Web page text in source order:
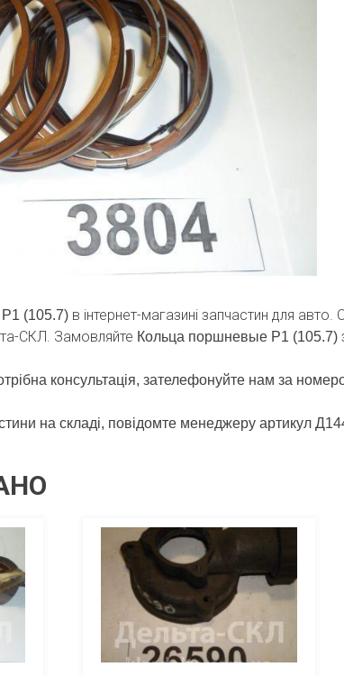
(105.7) в інтернет-магазині запчастин для
СКЛ. Замовляйте Кольца поршневые Р1 (105.7)
консультація, зателефонуйте нам за
на складі, повідомте менеджеру артикул